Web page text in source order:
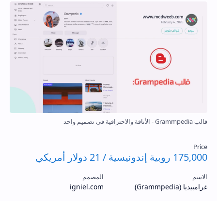
قالب Grammpedia - الأناقة والاحترافية في تصميم واحد
175,000 روبية إندونيسية / 21 دولار أمريكي
الاسم
غرامبيديا (Grammpedia)
المصمم
igniel.com